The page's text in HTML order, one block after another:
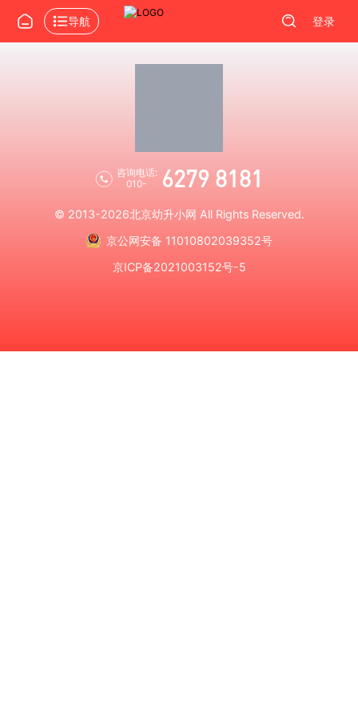
导航 登录
咨询电话:
010-
6279 8181
© 2013-2026北京幼升小网 All Rights Reserved.
京公网安备 11010802039352号
京ICP备2021003152号-5